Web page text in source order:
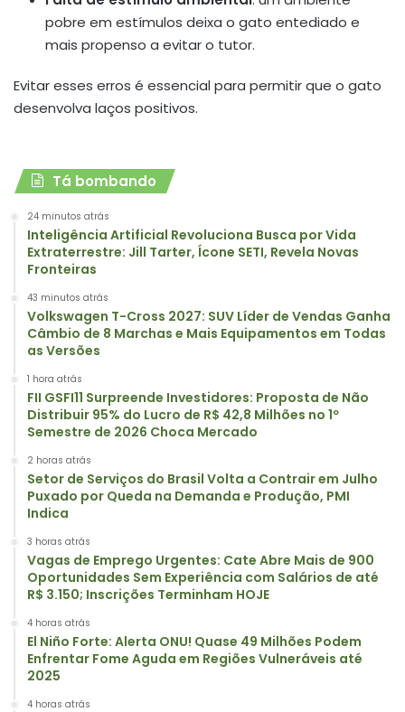
pobre em estímulos deixa o gato entediado e
mais propenso a evitar o tutor.
Evitar esses erros é essencial para permitir que o gato
desenvolva laços positivos.
Tá bombando
24 minutos atrás
Inteligência Artificial Revoluciona Busca por Vida
Extraterrestre: Jill Tarter, Ícone SETI, Revela Novas
Fronteiras
43 minutos atrás
Volkswagen T-Cross 2027: SUV Líder de Vendas Ganha
Câmbio de 8 Marchas e Mais Equipamentos em Todas
as Versões
1 hora atrás
FII GSFI11 Surpreende Investidores: Proposta de Não
Distribuir 95% do Lucro de R$ 42,8 Milhões no 1º
Semestre de 2026 Choca Mercado
2 horas atrás
Setor de Serviços do Brasil Volta a Contrair em Julho
Puxado por Queda na Demanda e Produção, PMI
Indica
3 horas atrás
Vagas de Emprego Urgentes: Cate Abre Mais de 900
Oportunidades Sem Experiência com Salários de até
R$ 3.150; Inscrições Terminham HOJE
4 horas atrás
El Niño Forte: Alerta ONU! Quase 49 Milhões Podem
Enfrentar Fome Aguda em Regiões Vulneráveis até
2025
4 horas atrás